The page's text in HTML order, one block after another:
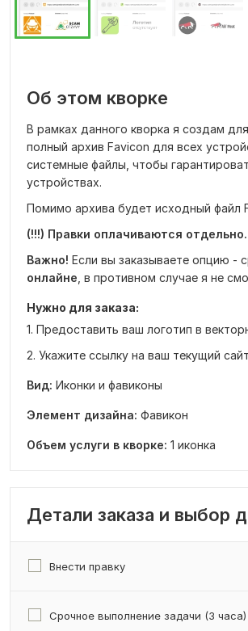
Об этом кворке
В рамках данного кворка я создам
полный архив Favicon для всех
системные файлы, чтобы
устройствах.
Помимо архива будет исходный файл
(!!!) Правки оплачиваются отдельно.
Важно! Если вы заказываете опцию -
онлайне , в противном случае я не
Нужно для заказа:
1. Предоставить ваш логотип в
2. Укажите ссылку на ваш текущий
Вид: Иконки и фавиконы
Элемент дизайна: Фавикон
Объем услуги в кворке: 1 иконка
Детали заказа и выбор
Внести правку
Срочное выполнение задачи (3 часа)